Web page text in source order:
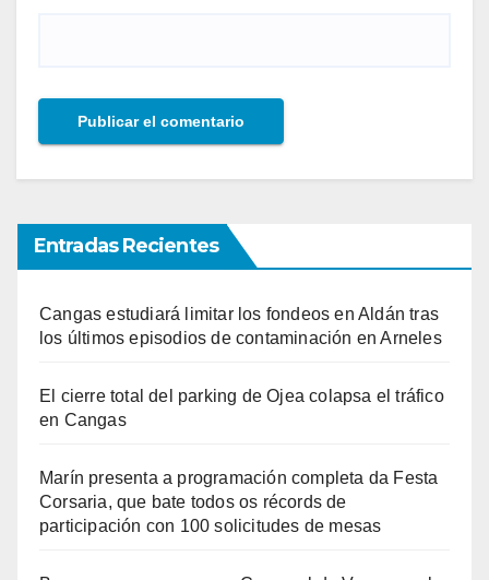
Entradas Recientes
Cangas estudiará limitar los fondeos en Aldán tras
los últimos episodios de contaminación en Arneles
El cierre total del parking de Ojea colapsa el tráfico
en Cangas
Marín presenta a programación completa da Festa
Corsaria, que bate todos os récords de
participación con 100 solicitudes de mesas